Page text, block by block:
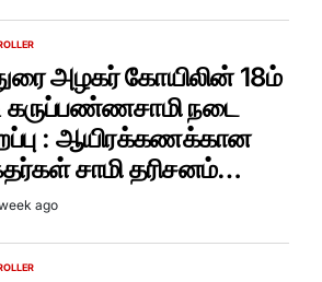
அழகர் கோயிலின் 18ம்
கருப்பண்ணசாமி நடை
: ஆயிரக்கணக்கான
சாமி தரிசனம்…
ago